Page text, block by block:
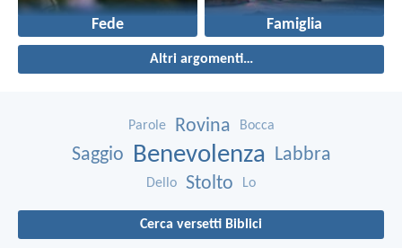
Fede Famiglia
Altri argomenti…
Parole Rovina Bocca
Saggio Benevolenza Labbra
Dello Stolto Lo
Cerca versetti Biblici